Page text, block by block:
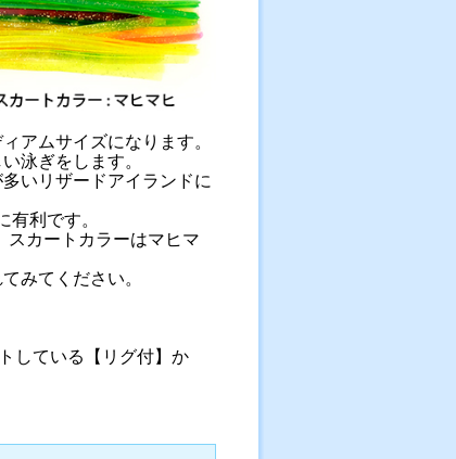
アムサイズになります。
泳ぎをします。
いリザードアイランドに
利です。
スカートカラーはマヒマ
みてください。
している【リグ付】か